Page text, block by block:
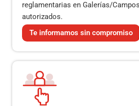
reglamentarias en Galerías/
autorizados.
Te informamos sin compromiso